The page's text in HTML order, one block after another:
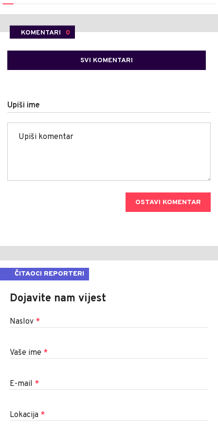
KOMENTARI 0
SVI KOMENTARI
Upiši ime
OSTAVI KOMENTAR
ČITAOCI REPORTERI
Dojavite nam vijest
Naslov *
Vaše ime *
E-mail *
Lokacija *